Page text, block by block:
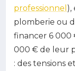
professionnel ),
plomberie ou
financer 6 000
000 € de leur
: des tensions